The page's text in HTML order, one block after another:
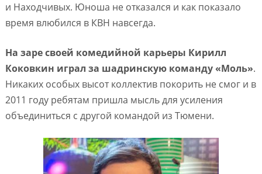
и Находчивых. Юноша не отказался и как показало
время влюбился в КВН навсегда.
На заре своей комедийной карьеры Кирилл
Коковкин играл за шадринскую команду «Моль».
Никаких особых высот коллектив покорить не смог и в
2011 году ребятам пришла мысль для усиления
объединиться с другой командой из Тюмени.